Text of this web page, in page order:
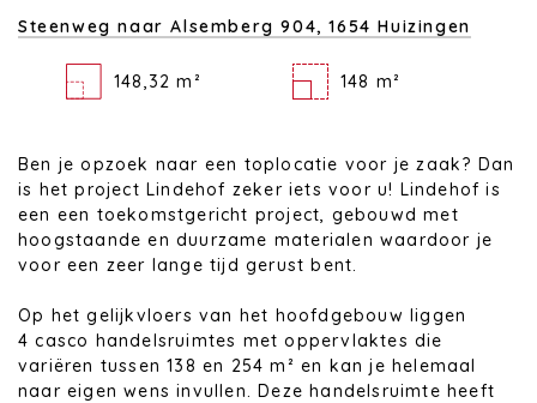
Steenweg naar Alsemberg 904,1654 Huizingen
148,32 m² 148 m²
Ben je opzoek naar een toplocatie voor je zaak? Dan
is het project Lindehof zeker iets voor u! Lindehof is
een een toekomstgericht project, gebouwd met
hoogstaande en duurzame materialen waardoor je
voor een zeer lange tijd gerust bent.
Op het gelijkvloers van het hoofdgebouw liggen
4 casco handelsruimtes met oppervlaktes die
variëren tussen 138 en 254 m² en kan je helemaal
naar eigen wens invullen. Deze handelsruimte heeft